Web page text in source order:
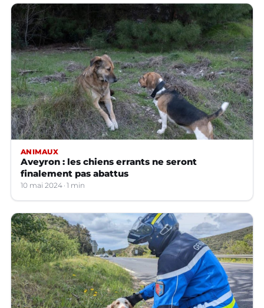
ANIMAUX
Aveyron : les chiens errants ne seront
finalement pas abattus
10 mai 2024 1 min